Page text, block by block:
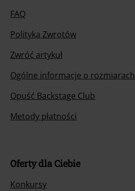
FAQ
Polityka Zwrotów
Zwróć artykuł
Ogólne informacje o rozmiarach
Opuść Backstage Club
Metody płatności
Oferty dla Ciebie
Konkursy